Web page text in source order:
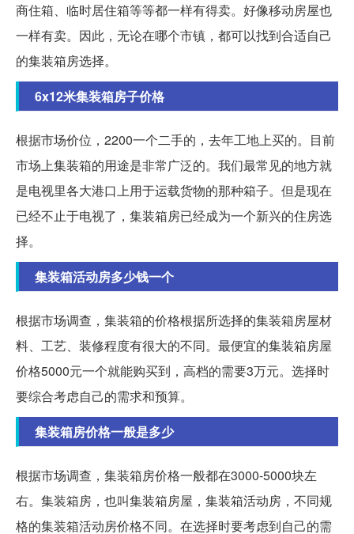
商住箱、临时居住箱等等都一样有得卖。好像移动房屋也
一样有卖。因此，无论在哪个市镇，都可以找到合适自己
的集装箱房选择。
6x12米集装箱房子价格
根据市场价位，2200一个二手的，去年工地上买的。目前
市场上集装箱的用途是非常广泛的。我们最常见的地方就
是电视里各大港口上用于运载货物的那种箱子。但是现在
已经不止于电视了，集装箱房已经成为一个新兴的住房选
择。
集装箱活动房多少钱一个
根据市场调查，集装箱的价格根据所选择的集装箱房屋材
料、工艺、装修程度有很大的不同。最便宜的集装箱房屋
价格5000元一个就能购买到，高档的需要3万元。选择时
要综合考虑自己的需求和预算。
集装箱房价格一般是多少
根据市场调查，集装箱房价格一般都在3000-5000块左
右。集装箱房，也叫集装箱房屋，集装箱活动房，不同规
格的集装箱活动房价格不同。在选择时要考虑到自己的需